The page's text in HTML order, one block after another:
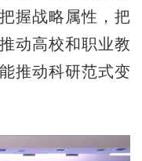
握战略属性，把
动高校和职业教
推动科研范式变